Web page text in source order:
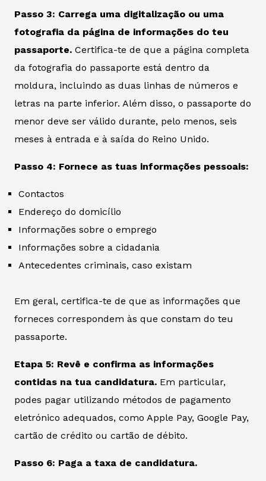
Passo 3: Carrega uma digitalização ou uma
fotografia da página de informações do teu
passaporte. Certifica-te de que a página completa
da fotografia do passaporte está dentro da
moldura, incluindo as duas linhas de números e
letras na parte inferior. Além disso, o passaporte do
menor deve ser válido durante, pelo menos, seis
meses à entrada e à saída do Reino Unido.
Passo 4: Fornece as tuas informações pessoais:
Contactos
Endereço do domicílio
Informações sobre o emprego
Informações sobre a cidadania
Antecedentes criminais, caso existam
Em geral, certifica-te de que as informações que
forneces correspondem às que constam do teu
passaporte.
Etapa 5: Revê e confirma as informações
contidas na tua candidatura. Em particular,
podes pagar utilizando métodos de pagamento
eletrónico adequados, como Apple Pay, Google Pay,
cartão de crédito ou cartão de débito.
Passo 6: Paga a taxa de candidatura.